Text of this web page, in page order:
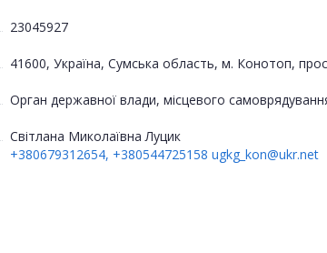
23045927
41600, Україна, Сумська область, м. Конотоп,
Орган державної влади, місцевого
Світлана Миколаївна Луцик
+380679312654, +380544725158 ugkg_kon@ukr.net